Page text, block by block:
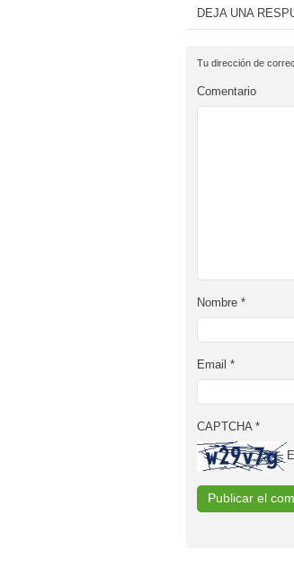
DEJA UNA
Tu dirección de
Comentario
Nombre *
Email *
CAPTCHA *